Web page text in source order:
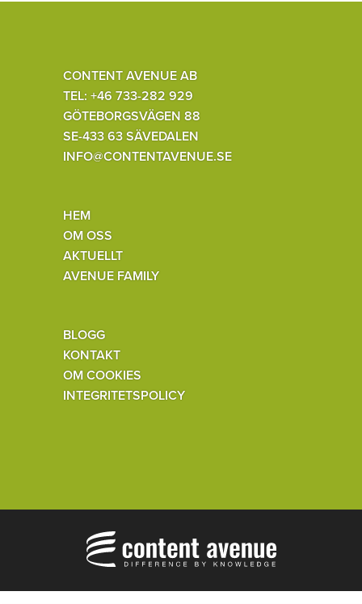
CONTENT AVENUE AB
TEL: +46 733-282 929
GÖTEBORGSVÄGEN 88
SE-433 63 SÄVEDALEN
INFO@CONTENTAVENUE.SE
HEM
OM OSS
AKTUELLT
AVENUE FAMILY
BLOGG
KONTAKT
OM COOKIES
INTEGRITETSPOLICY